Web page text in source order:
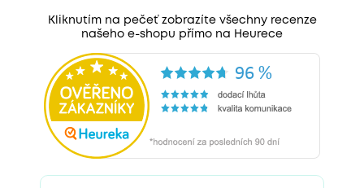
Kliknutím na pečeť zobrazíte všechny recenze
našeho e-shopu přímo na Heurece